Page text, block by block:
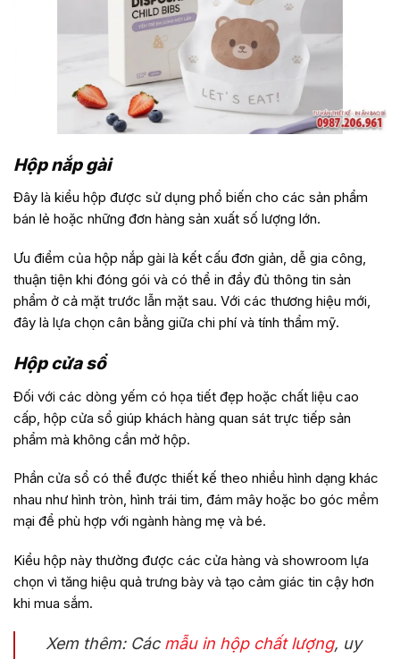
Hộp nắp gài
Đây là kiểu hộp được sử dụng phổ biến cho các sản phẩm
bán lẻ hoặc những đơn hàng sản xuất số lượng lớn.
Ưu điểm của hộp nắp gài là kết cấu đơn giản, dễ gia công,
thuận tiện khi đóng gói và có thể in đầy đủ thông tin sản
phẩm ở cả mặt trước lẫn mặt sau. Với các thương hiệu mới,
đây là lựa chọn cân bằng giữa chi phí và tính thẩm mỹ.
Hộp cửa sổ
Đối với các dòng yếm có họa tiết đẹp hoặc chất liệu cao
cấp, hộp cửa sổ giúp khách hàng quan sát trực tiếp sản
phẩm mà không cần mở hộp.
Phần cửa sổ có thể được thiết kế theo nhiều hình dạng khác
nhau như hình tròn, hình trái tim, đám mây hoặc bo góc mềm
mại để phù hợp với ngành hàng mẹ và bé.
Kiểu hộp này thường được các cửa hàng và showroom lựa
chọn vì tăng hiệu quả trưng bày và tạo cảm giác tin cậy hơn
khi mua sắm.
Xem thêm: Các mẫu in hộp chất lượng, uy